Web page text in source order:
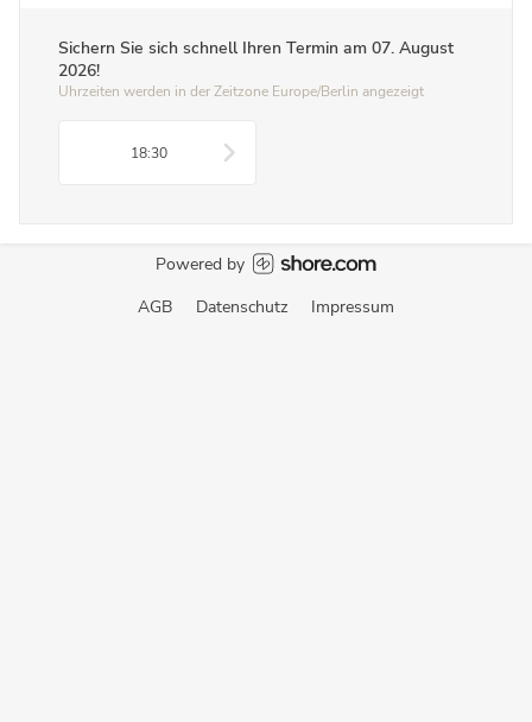
Sichern Sie sich schnell Ihren Termin am 07. August
2026!
Uhrzeiten werden in der Zeitzone Europe/Berlin angezeigt
18:30
Powered by
AGB
Datenschutz Impressum